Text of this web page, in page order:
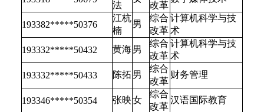
法
改革
193382*****50376
江杭
楠
男
综合
改革
计算机科学与技
术
193332*****50432
黄海男
综合
改革
计算机科学与技
术
193332*****50433
陈拓 男
综合
改革
财务管理
193346*****50354 张映女
综合
改革
汉语国际教育